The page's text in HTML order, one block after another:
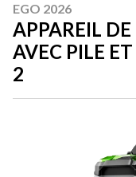
EGO 2026
APPAREIL DE
AVEC PILE
2